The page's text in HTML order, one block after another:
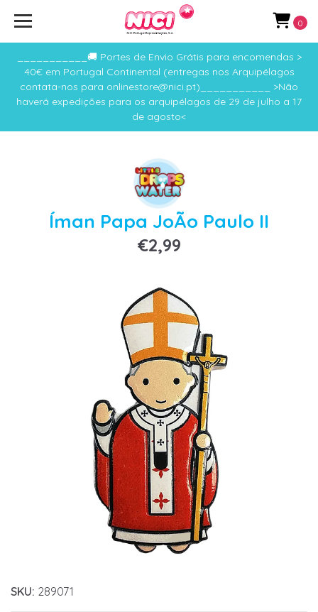
___________🚚 Portes de Envio Grátis para encomendas >
40€ em Portugal Continental (entregas nos Arquipélagos
contata-nos para onlinestore@nici.pt)___________ >Não
haverá expedições para os arquipélagos de 29 de julho a 17
de agosto<
0
Íman Papa JoÃo Paulo II
€2,99
SKU: 289071